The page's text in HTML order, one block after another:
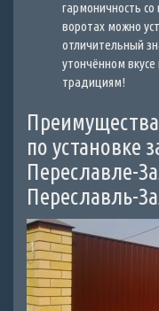
гармоничность
воротах можно
отличительный
утончённом
традициям!
по установке
Переславле-
Переславль-